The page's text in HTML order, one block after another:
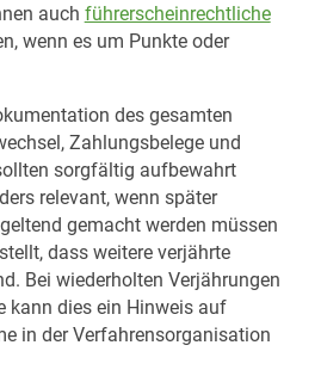
auch führerscheinrechtliche
wenn es um Punkte oder
des gesamten
Zahlungsbelege und
sorgfältig aufbewahrt
relevant, wenn später
gemacht werden müssen
dass weitere verjährte
Bei wiederholten Verjährungen
kann dies ein Hinweis auf
in der Verfahrensorganisation